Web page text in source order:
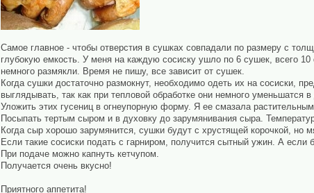
Самое главное - чтобы отверстия в сушках совпадали по размеру с
глубокую емкость. У меня на каждую сосиску ушло по 6 сушек, всего
немного размякли. Время не пишу, все зависит от сушек.
Когда сушки достаточно размокнут, необходимо одеть их на сосиски,
выглядывать, так как при тепловой обработке они немного уменьшатся в
Уложить этих гусениц в огнеупорную форму. Я ее смазала
Посыпать тертым сыром и в духовку до зарумянивания сыра.
Когда сыр хорошо зарумянится, сушки будут с хрустящей корочкой, но
Если такие сосиски подать с гарниром, получится сытный ужин. А если
При подаче можно капнуть кетчупом.
Получается очень вкусно!
Приятного аппетита!